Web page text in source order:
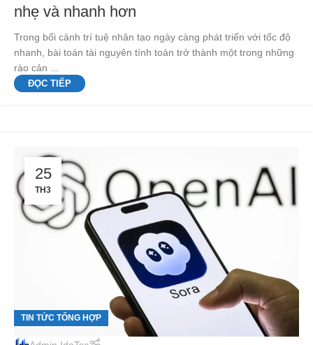
nhẹ và nhanh hơn
Trong bối cảnh trí tuệ nhân tạo ngày càng phát triển với tốc độ
nhanh, bài toán tài nguyên tính toán trở thành một trong những
rào cản ...
ĐỌC TIẾP
25
TH3
TIN TỨC TỔNG HỢP